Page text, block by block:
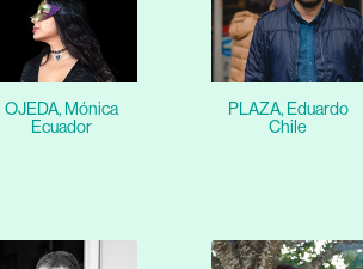
OJEDA, Mónica
Ecuador
PLAZA, Eduardo
Chile